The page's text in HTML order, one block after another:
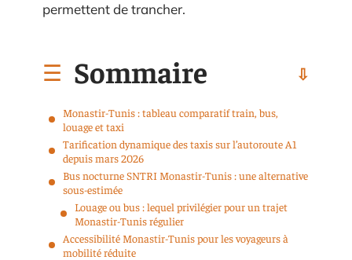
permettent de trancher.
Sommaire
Monastir-Tunis : tableau comparatif train, bus,
louage et taxi
Tarification dynamique des taxis sur l’autoroute A1
depuis mars 2026
Bus nocturne SNTRI Monastir-Tunis : une alternative
sous-estimée
Louage ou bus : lequel privilégier pour un trajet
Monastir-Tunis régulier
Accessibilité Monastir-Tunis pour les voyageurs à
mobilité réduite